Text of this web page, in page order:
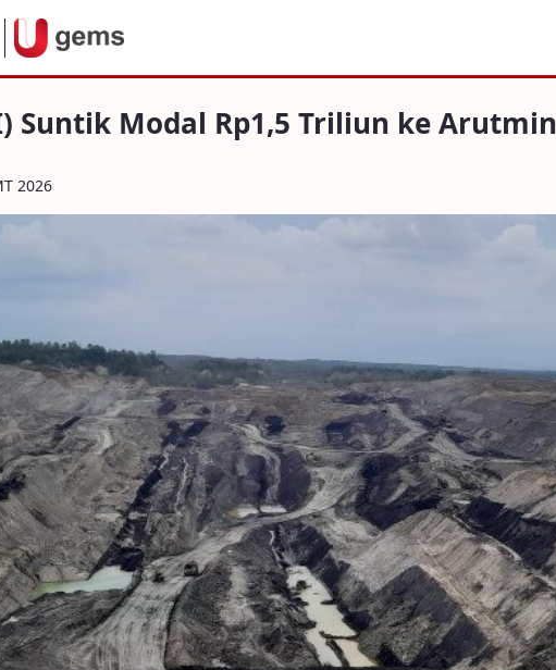
Modal Rp1,5 Triliun ke Arutmin
Suntik Modal Rp1,5 Triliun ke Arutmin
2026